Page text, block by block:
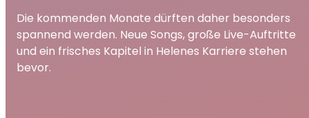
Die kommenden Monate dürften daher besonders
spannend werden. Neue Songs, große Live-Auftritte
und ein frisches Kapitel in Helenes Karriere stehen
bevor.